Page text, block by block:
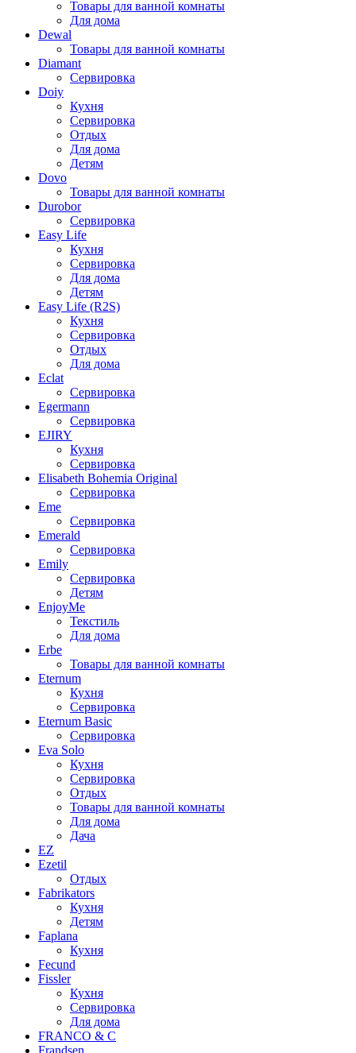
Товары для ванной комнаты
Для дома
Dewal
Товары для ванной комнаты
Diamant
Сервировка
Doiy
Кухня
Сервировка
Отдых
Для дома
Детям
Dovo
Товары для ванной комнаты
Durobor
Сервировка
Easy Life
Кухня
Сервировка
Для дома
Детям
Easy Life (R2S)
Кухня
Сервировка
Отдых
Для дома
Eclat
Сервировка
Egermann
Сервировка
EJIRY
Кухня
Сервировка
Elisabeth Bohemia Original
Сервировка
Eme
Сервировка
Emerald
Сервировка
Emily
Сервировка
Детям
EnjoyMe
Текстиль
Для дома
Erbe
Товары для ванной комнаты
Eternum
Кухня
Сервировка
Eternum Basic
Сервировка
Eva Solo
Кухня
Сервировка
Отдых
Товары для ванной комнаты
Для дома
Дача
EZ
Ezetil
Отдых
Fabrikators
Кухня
Детям
Faplana
Кухня
Fecund
Fissler
Кухня
Сервировка
Для дома
FRANCO & C